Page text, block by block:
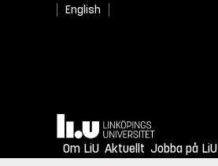
English
Hem
Om LiU Aktuellt Jobba på LiU